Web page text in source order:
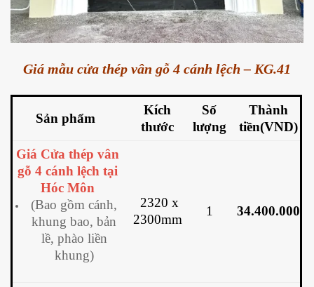
Giá mẫu cửa thép vân gỗ 4 cánh lệch – KG.41
Sản phẩm
Kích
thước
Số
lượng
Thành
tiền(VND)
Giá Cửa thép vân
gỗ 4 cánh lệch tại
Hóc Môn
(Bao gồm cánh,
khung bao, bản
lề, phào liền
khung)
2320 x
2300mm
1 34.400.000